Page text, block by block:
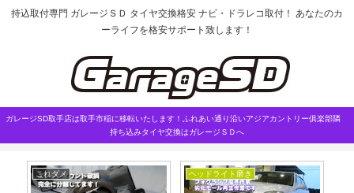
持込取付専門 ガレージＳＤ タイヤ交換格安 ナビ・ドラレコ取付！ あなたのカ
ーライフを格安サポート致します！
ガレージSD取手店は取手市稲に移転いたします！ふれあい通り沿いアジアカントリー俱楽部隣
持ち込みタイヤ交換はガレージＳＤへ
これダメ ヘッドライト磨き